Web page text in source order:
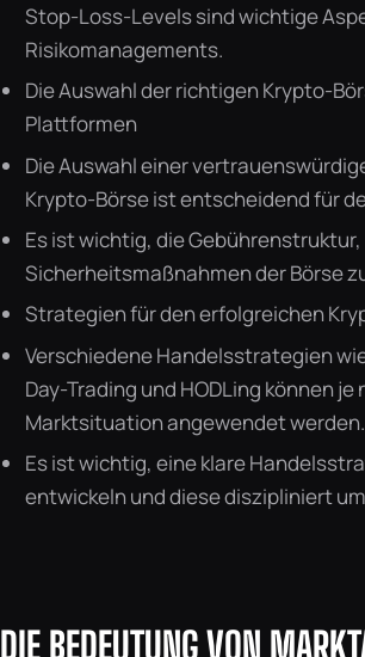
Stop-Loss-Levels sind wichtige
Risikomanagements.
Die Auswahl der richtigen Krypto-
Plattformen
Die Auswahl einer
Krypto-Börse ist entscheidend für
Es ist wichtig, die
Sicherheitsmaßnahmen der Börse
Strategien für den erfolgreichen
Verschiedene Handelsstrategien
Day-Trading und HODLing können je
Marktsituation angewendet werden.
Es ist wichtig, eine klare
entwickeln und diese diszipliniert
DIE BEDEUTUNG VON